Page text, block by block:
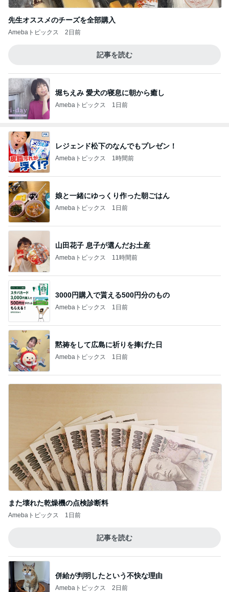
先生オススメのチーズを全部購入
Amebaトピックス 2日前
記事を読む
堀ちえみ 愛犬の寝息に朝から癒し
Amebaトピックス 1日前
レジェンド松下のなんでもプレゼン！
Amebaトピックス 1時間前
娘と一緒にゆっくり作った朝ごはん
Amebaトピックス 1日前
山田花子 息子が選んだお土産
Amebaトピックス 11時間前
3000円購入で貰える500円分のもの
Amebaトピックス 1日前
黙祷をして広島に祈りを捧げた日
Amebaトピックス 1日前
また壊れた乾燥機の点検診断料
Amebaトピックス 1日前
記事を読む
併給が判明したという不快な理由
Amebaトピックス 2日前